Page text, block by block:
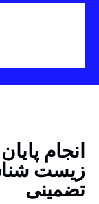
انجام
زیست
تضمینی